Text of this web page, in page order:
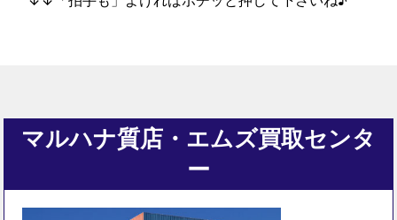
マルハナ質店・エムズ買取センタ
ー